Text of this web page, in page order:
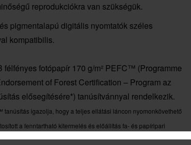
reprodukciókra van szükségük.
pigmentalapú digitális nyomtatók széles
kompatibilis.
félfényes fotópapír 170 g/m² PEFC™ (Programme
of Forest Certification – Program az
elősegítésére*) tanúsítvánnyal rendelkezik.
tanúsítás igazolja, hogy a teljes ellátási láncon nyomonkövethető
a fenntartható kitermelés és előállítás fa- és papíripari
vonatkozóan.